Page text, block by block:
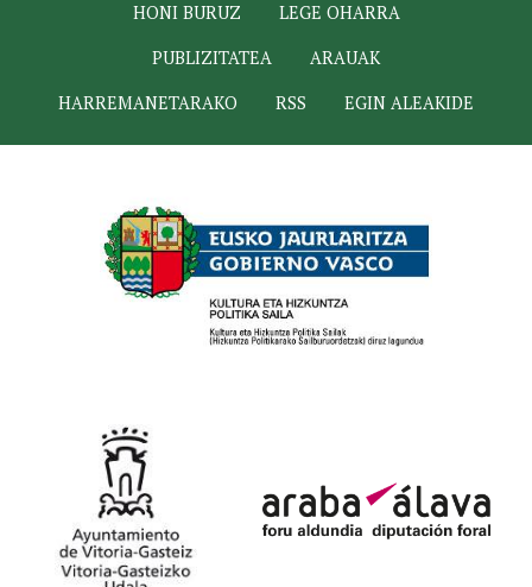
HONI BURUZ
LEGE OHARRA
PUBLIZITATEA
ARAUAK
HARREMANETARAKO
RSS EGIN ALEAKIDE